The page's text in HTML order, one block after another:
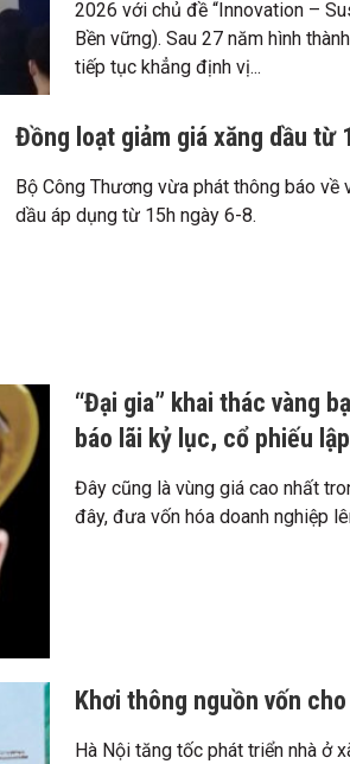
2026 với chủ đề “Innovation –
Bền vững). Sau 27 năm hình
tiếp tục khẳng định vị...
Đồng loạt giảm giá xăng dầu từ
Bộ Công Thương vừa phát thông báo về
dầu áp dụng từ 15h ngày 6-8.
“Đại gia” khai thác vàng
báo lãi kỷ lục, cổ phiếu
Đây cũng là vùng giá cao nhất
đây, đưa vốn hóa doanh nghiệp
Khơi thông nguồn vốn
Hà Nội tăng tốc phát triển nhà ở